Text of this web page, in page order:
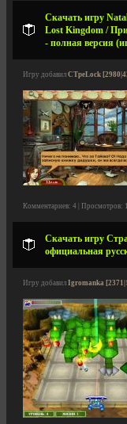
Скачать игру
Lost Kingdom /
- полная версия
Игру добавил CTpeLock
Комментариев: 4 | Просмотров:
Скачать игру
официальная
Игру добавил Igromanka